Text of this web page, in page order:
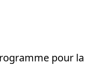
pour la